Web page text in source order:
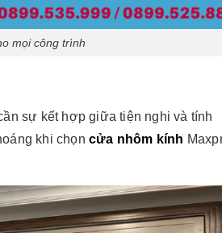
mọi công trình
sự kết hợp giữa tiện nghi và tính
khi chọncửa nhôm kính